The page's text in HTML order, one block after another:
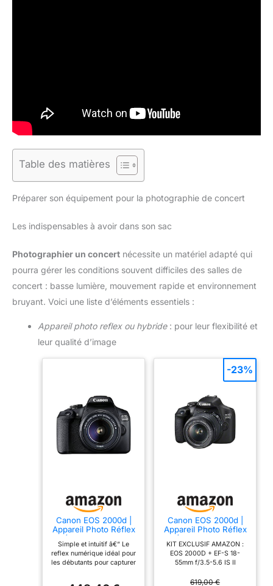
Table des matières
Préparer son équipement pour la photographie de concert
Les indispensables à avoir dans son sac
Photographier un concert nécessite un matériel adapté qui
pourra gérer les conditions souvent difficiles des salles de
concert : basse lumière, mouvement rapide et environnement
bruyant. Voici une liste d’éléments essentiels :
Appareil photo reflex ou hybride: pour leur flexibilité et
leur qualité d’image
Canon EOS 2000d |
Appareil Photo Réflex
+ (APS-C, 24.1 MP,
WiFi, Full HD) +
Objectif EF-S 18-
55mm f/3,5-5,6 DC
Simple et intuitif â€“ Le
reflex numérique idéal pour
les débutants pour capturer
Canon EOS 2000d |
Appareil Photo Réflex
+ (APS-C, 24.1 MP,
WiFi, Full HD) + 2ème
Batterie + Objectif EF-
S 18-55mm f/3,5-5,6
KIT EXCLUSIF AMAZON :
EOS 2000D + EF-S 18-
55mm f/3.5-5.6 IS II
Mégapixel: 24, 1 MP Type
619,00 €
-23%